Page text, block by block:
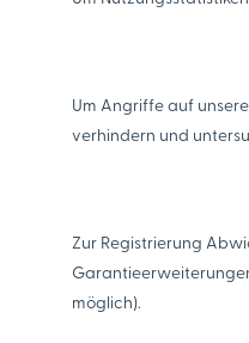
Um Angriffe auf
verhindern und
Zur Registrierung
möglich).